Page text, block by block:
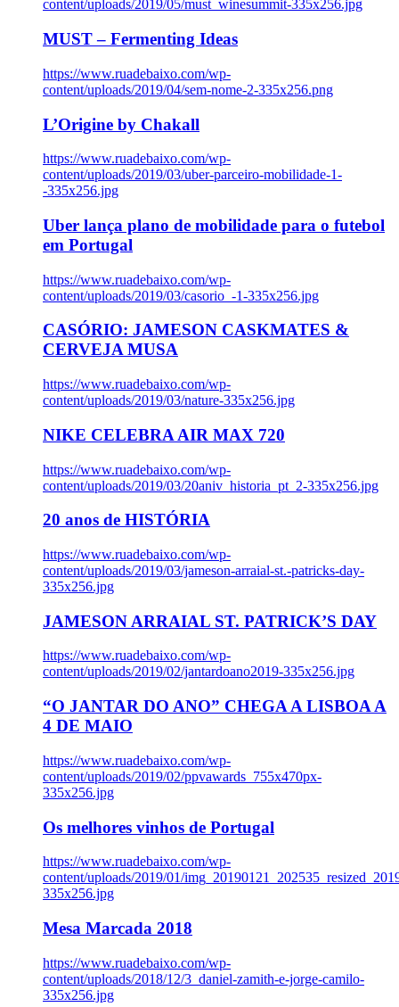
content/uploads/2019/05/must_winesummit-335x256.jpg
MUST – Fermenting Ideas
https://www.ruadebaixo.com/wp-
content/uploads/2019/04/sem-nome-2-335x256.png
L’Origine by Chakall
https://www.ruadebaixo.com/wp-
content/uploads/2019/03/uber-parceiro-mobilidade-1-
-335x256.jpg
Uber lança plano de mobilidade para o futebol
em Portugal
https://www.ruadebaixo.com/wp-
content/uploads/2019/03/casorio_-1-335x256.jpg
CASÓRIO: JAMESON CASKMATES &
CERVEJA MUSA
https://www.ruadebaixo.com/wp-
content/uploads/2019/03/nature-335x256.jpg
NIKE CELEBRA AIR MAX 720
https://www.ruadebaixo.com/wp-
content/uploads/2019/03/20aniv_historia_pt_2-335x256.jpg
20 anos de HISTÓRIA
https://www.ruadebaixo.com/wp-
content/uploads/2019/03/jameson-arraial-st.-patricks-day-
335x256.jpg
JAMESON ARRAIAL ST. PATRICK’S DAY
https://www.ruadebaixo.com/wp-
content/uploads/2019/02/jantardoano2019-335x256.jpg
“O JANTAR DO ANO” CHEGA A LISBOA A
4 DE MAIO
https://www.ruadebaixo.com/wp-
content/uploads/2019/02/ppvawards_755x470px-
335x256.jpg
Os melhores vinhos de Portugal
https://www.ruadebaixo.com/wp-
content/uploads/2019/01/
335x256.jpg
Mesa Marcada 2018
https://www.ruadebaixo.com/wp-
content/uploads/2018/12/3_daniel-zamith-e-jorge-camilo-
335x256.jpg